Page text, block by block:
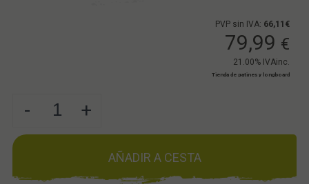
PVP sin IVA: 66,11€
79,99 €
21.00% IVAinc.
Tienda de patines y longboard
- +
AÑADIR A CESTA